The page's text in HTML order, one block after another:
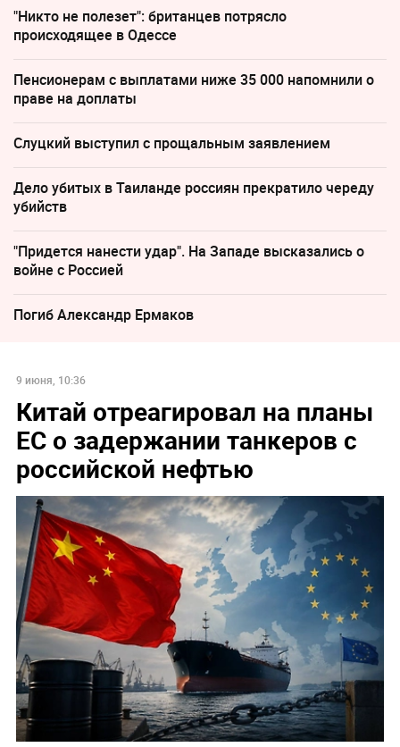
"Никто не полезет": британцев потрясло
происходящее в Одессе
Пенсионерам с выплатами ниже 35 000 напомнили о
праве на доплаты
Слуцкий выступил с прощальным заявлением
Дело убитых в Таиланде россиян прекратило череду
убийств
"Придется нанести удар". На Западе высказались о
войне с Россией
Погиб Александр Ермаков
9 июня, 10:36
Китай отреагировал на планы
ЕС о задержании танкеров с
российской нефтью